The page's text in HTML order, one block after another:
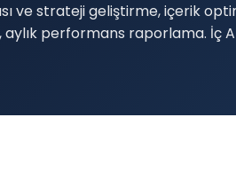
ve strateji geliştirme, içerik
performans raporlama. İç